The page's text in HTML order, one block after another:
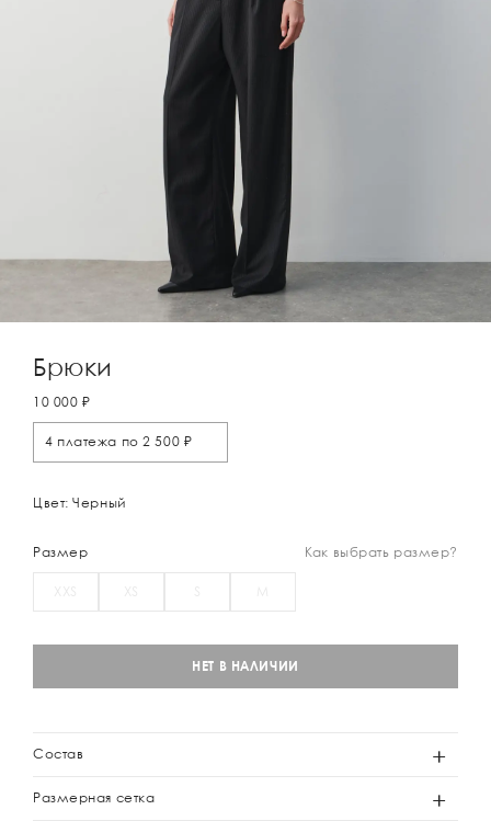
Брюки
10 000 ₽
4 платежа по 2 500 ₽
Цвет: Черный
Размер Как выбрать размер?
НЕТ В НАЛИЧИИ
Состав
Размерная сетка